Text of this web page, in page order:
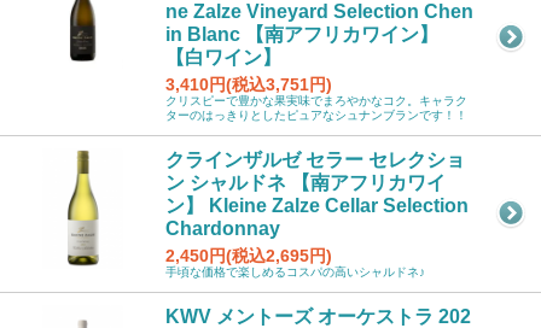
ne Zalze Vineyard Selection Chen
in Blanc 【南アフリカワイン】
【白ワイン】
3,410円(税込3,751円)
クリスピーで豊かな果実味でまろやかなコク。キャラク
ターのはっきりとしたピュアなシュナンブランです！！
クラインザルゼ セラー セレクショ
ン シャルドネ 【南アフリカワイ
ン】 Kleine Zalze Cellar Selection
Chardonnay
2,450円(税込2,695円)
手頃な価格で楽しめるコスパの高いシャルドネ♪
KWV メントーズ オーケストラ 202